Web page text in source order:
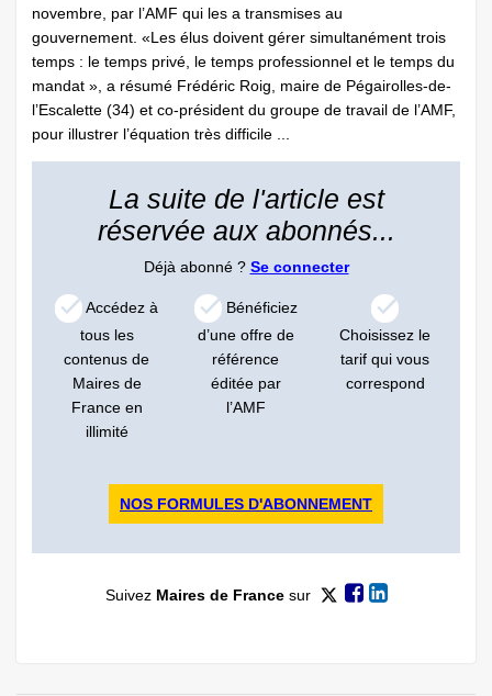
novembre, par l’AMF qui les a transmises au
gouvernement. «Les élus doivent gérer simultanément trois
temps : le temps privé, le temps professionnel et le temps du
mandat », a résumé Frédéric Roig, maire de Pégairolles-de-
l’Escalette (34) et co-président du groupe de travail de l’AMF,
pour illustrer l’équation très difficile ...
La suite de l'article est
réservée aux abonnés...
Déjà abonné ? Se connecter
Accédez à
tous les
contenus de
Maires de
France en
illimité
Bénéficiez
d’une offre de
référence
éditée par
l’AMF
Choisissez le
tarif qui vous
correspond
NOS FORMULES D'ABONNEMENT
Suivez Maires de Francesur